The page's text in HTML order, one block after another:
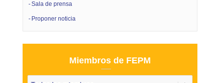
Sala de prensa
Proponer noticia
Miembros de FEPM